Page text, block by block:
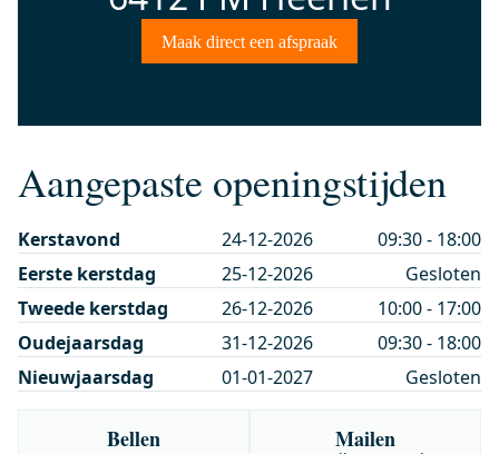
Maak direct een afspraak
Aangepaste openingstijden
Kerstavond 24-12-2026
09:30 - 18:00
Eerste kerstdag
25-12-2026
Gesloten
Tweede kerstdag
26-12-2026
10:00 - 17:00
Oudejaarsdag
31-12-2026
09:30 - 18:00
Nieuwjaarsdag
01-01-2027 Gesloten
Bellen Mailen